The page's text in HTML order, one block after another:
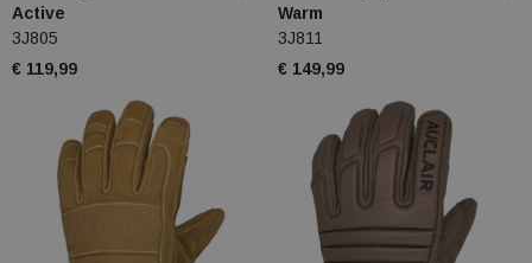
Active
3J805
€ 119,99
Warm
3J811
€ 149,99